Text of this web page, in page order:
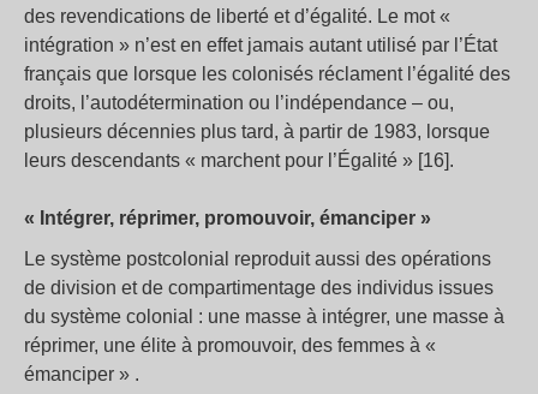
des revendications de liberté et d’égalité. Le mot «
intégration » n’est en effet jamais autant utilisé par l’État
français que lorsque les colonisés réclament l’égalité des
droits, l’autodétermination ou l’indépendance – ou,
plusieurs décennies plus tard, à partir de 1983, lorsque
leurs descendants « marchent pour l’Égalité » [16].
« Intégrer, réprimer, promouvoir, émanciper »
Le système postcolonial reproduit aussi des opérations
de division et de compartimentage des individus issues
du système colonial : une masse à intégrer, une masse à
réprimer, une élite à promouvoir, des femmes à «
émanciper » .